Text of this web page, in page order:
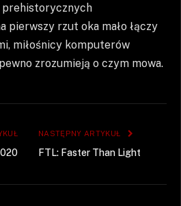
prehistorycznych
pierwszy rzut oka mało łączy
miłośnicy komputerów
zrozumieją o czym mowa.
NASTĘPNY ARTYKUŁ
FTL: Faster Than Light